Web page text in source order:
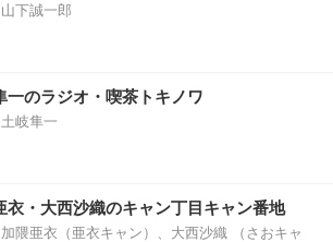
下誠一郎
一のラジオ・喫茶トキノワ
岐隼一
衣・大西沙織のキャン丁目キャン番地
隈亜衣（亜衣キャン）、大西沙織 （さおキャ